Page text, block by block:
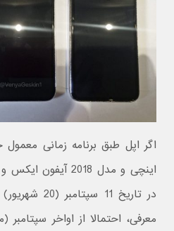
اینچی و مدل 2018
در تاریخ 11
معرفی، احتمالا از اواخر